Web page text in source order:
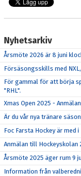
REGISTRERA DITT
Nyhetsarkiv
Årsmöte 2026 är 8 juni
Försäsongsskills med
För gammal för att börja
"RHL".
Xmas Open 2025 -
Är du vår nya tränare
Foc Farsta Hockey är med
Anmälan till Hockeyskolan
Årsmöte 2025 äger rum 9
Information från